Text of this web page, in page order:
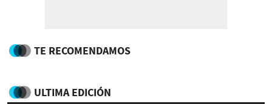
TE RECOMENDAMOS
ULTIMA EDICIÓN